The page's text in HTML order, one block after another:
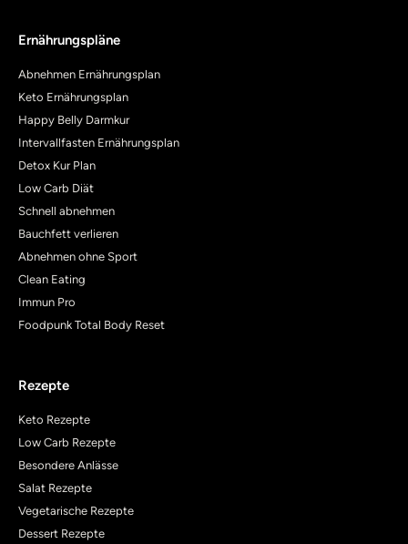
Ernährungspläne
Abnehmen Ernährungsplan
Keto Ernährungsplan
Happy Belly Darmkur
Intervallfasten Ernährungsplan
Detox Kur Plan
Low Carb Diät
Schnell abnehmen
Bauchfett verlieren
Abnehmen ohne Sport
Clean Eating
Immun Pro
Foodpunk Total Body Reset
Rezepte
Keto Rezepte
Low Carb Rezepte
Besondere Anlässe
Salat Rezepte
Vegetarische Rezepte
Dessert Rezepte